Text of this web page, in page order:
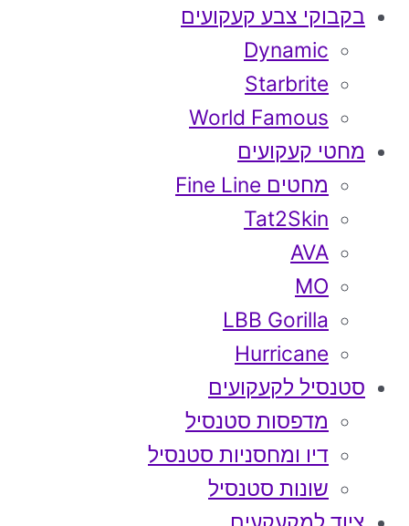
בקבוקי צבע קעקועים
Dynamic
Starbrite
World Famous
מחטי קעקועים
מחטים Fine Line
Tat2Skin
AVA
MO
LBB Gorilla
Hurricane
סטנסיל לקעקועים
מדפסות סטנסיל
דיו ומחסניות סטנסיל
שונות סטנסיל